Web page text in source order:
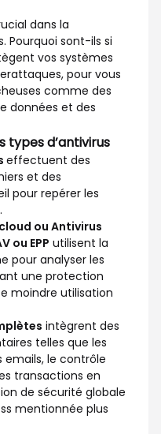
dans la
Pourquoi sont-ils si
vos systèmes
pour vous
comme des
données et des
d’antivirus
effectuent des
et des
pour repérer les
ou Antivirus
ou EPP utilisent la
pour analyser les
une protection
moindre utilisation
intègrent des
telles que les
le contrôle
transactions en
de sécurité globale
mentionnée plus